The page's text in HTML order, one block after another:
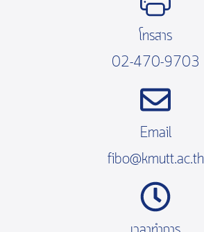
โทรสาร
02-470-9703
Email
fibo@kmutt.ac.th